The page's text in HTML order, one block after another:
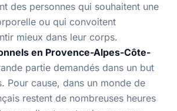
des personnes qui souhaitent une
ou qui convoitent
mieux dans leur corps.
en Provence-Alpes-Côte-
partie demandés dans un but
Pour cause, dans un monde de
restent de nombreuses heures